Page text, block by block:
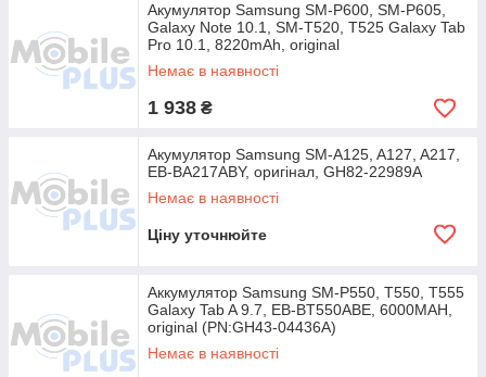
Акумулятор Samsung SM-P600, SM-P605,
Galaxy Note 10.1, SM-T520, T525 Galaxy Tab
Pro 10.1, 8220mAh, original
Немає в наявності
1 938 ₴
Акумулятор Samsung SM-A125, A127, A217,
EB-BA217ABY, оригінал, GH82-22989A
Немає в наявності
Ціну уточнюйте
Аккумулятор Samsung SM-P550, T550, T555
Galaxy Tab A 9.7, EB-BT550ABE, 6000MAH,
original (PN:GH43-04436A)
Немає в наявності